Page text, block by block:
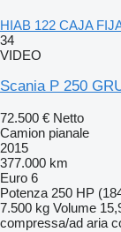
HIAB 122 CAJA
34
VIDEO
Scania P 250
72.500 € Netto
Camion pianale
2015
377.000 km
Euro 6
Potenza 250 HP
7.500 kg Volume
compressa/ad aria